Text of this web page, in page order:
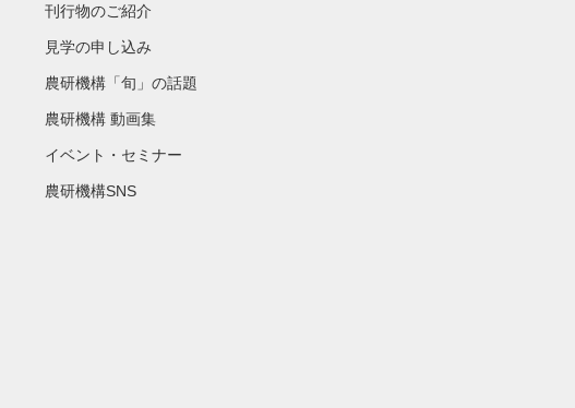
刊行物のご紹介
見学の申し込み
農研機構「旬」の話題
農研機構 動画集
イベント・セミナー
農研機構SNS